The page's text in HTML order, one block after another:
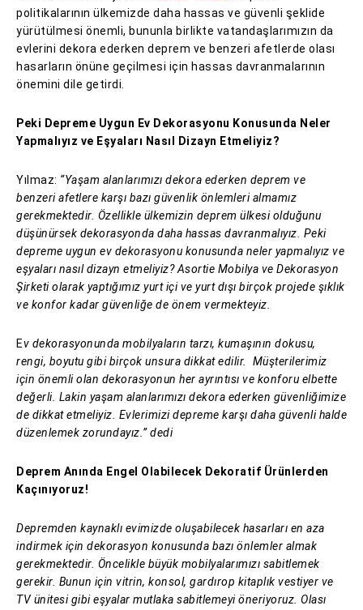
politikalarının ülkemizde daha hassas ve güvenli şeklide
yürütülmesi önemli, bununla birlikte vatandaşlarımızın da
evlerini dekora ederken deprem ve benzeri afetlerde olası
hasarların önüne geçilmesi için hassas davranmalarının
önemini dile getirdi.
Peki Depreme Uygun Ev Dekorasyonu Konusunda Neler
Yapmalıyız ve Eşyaları Nasıl Dizayn Etmeliyiz?
Yılmaz: “Yaşam alanlarımızı dekora ederken deprem ve
benzeri afetlere karşı bazı güvenlik önlemleri almamız
gerekmektedir. Özellikle ülkemizin deprem ülkesi olduğunu
düşünürsek dekorasyonda daha hassas davranmalıyız. Peki
depreme uygun ev dekorasyonu konusunda neler yapmalıyız ve
eşyaları nasıl dizayn etmeliyiz? Asortie Mobilya ve Dekorasyon
Şirketi olarak yaptığımız yurt içi ve yurt dışı birçok projede şıklık
ve konfor kadar güvenliğe de önem vermekteyiz.
Ev dekorasyonunda mobilyaların tarzı, kumaşının dokusu,
rengi, boyutu gibi birçok unsura dikkat edilir. Müşterilerimiz
için önemli olan dekorasyonun her ayrıntısı ve konforu elbette
değerli. Lakin yaşam alanlarımızı dekora ederken güvenliğimize
de dikkat etmeliyiz. Evlerimizi depreme karşı daha güvenli halde
düzenlemek zorundayız.” dedi
Deprem Anında Engel Olabilecek Dekoratif Ürünlerden
Kaçınıyoruz!
Depremden kaynaklı evimizde oluşabilecek hasarları en aza
indirmek için dekorasyon konusunda bazı önlemler almak
gerekmektedir. Öncelikle büyük mobilyalarımızı sabitlemek
gerekir. Bunun için vitrin, konsol, gardırop kitaplık vestiyer ve
TV ünitesi gibi eşyalar mutlaka sabitlemeyi öneriyoruz. Olası